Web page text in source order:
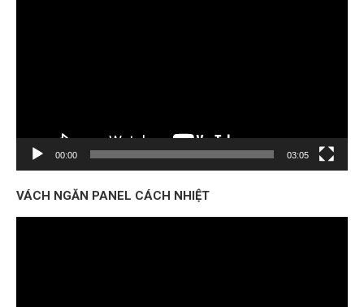
00:00 03:05
VÁCH NGĂN PANEL CÁCH NHIỆT